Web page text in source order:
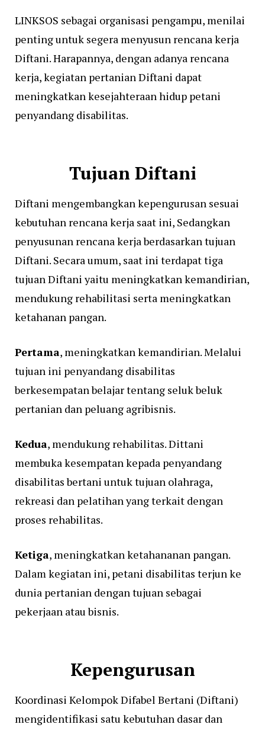
LINKSOS sebagai organisasi pengampu, menilai
penting untuk segera menyusun rencana kerja
Diftani. Harapannya, dengan adanya rencana
kerja, kegiatan pertanian Diftani dapat
meningkatkan kesejahteraan hidup petani
penyandang disabilitas.
Tujuan Diftani
Diftani mengembangkan kepengurusan sesuai
kebutuhan rencana kerja saat ini, Sedangkan
penyusunan rencana kerja berdasarkan tujuan
Diftani. Secara umum, saat ini terdapat tiga
tujuan Diftani yaitu meningkatkan kemandirian,
mendukung rehabilitasi serta meningkatkan
ketahanan pangan.
Pertama, meningkatkan kemandirian. Melalui
tujuan ini penyandang disabilitas
berkesempatan belajar tentang seluk beluk
pertanian dan peluang agribisnis.
Kedua, mendukung rehabilitas. Dittani
membuka kesempatan kepada penyandang
disabilitas bertani untuk tujuan olahraga,
rekreasi dan pelatihan yang terkait dengan
proses rehabilitas.
Ketiga, meningkatkan ketahananan pangan.
Dalam kegiatan ini, petani disabilitas terjun ke
dunia pertanian dengan tujuan sebagai
pekerjaan atau bisnis.
Kepengurusan
Koordinasi Kelompok Difabel Bertani (Diftani)
mengidentifikasi satu kebutuhan dasar dan